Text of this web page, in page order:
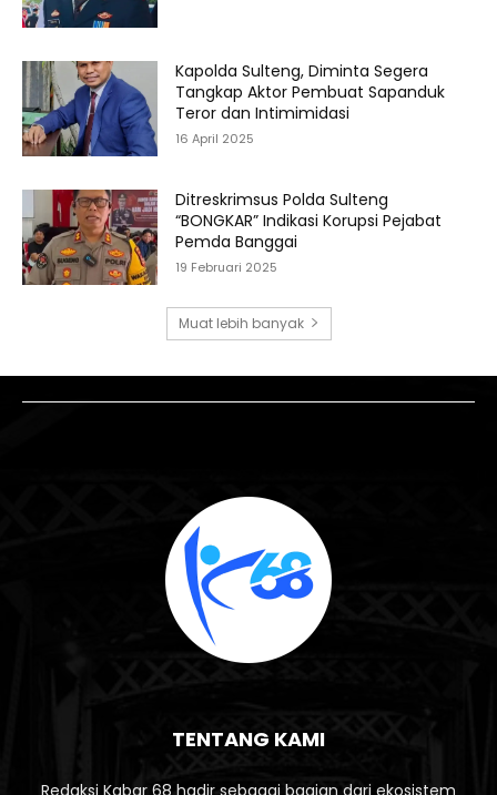
Kapolda Sulteng, Diminta Segera
Tangkap Aktor Pembuat Sapanduk
Teror dan Intimimidasi
16 April 2025
Ditreskrimsus Polda Sulteng
“BONGKAR” Indikasi Korupsi Pejabat
Pemda Banggai
19 Februari 2025
Muat lebih banyak
TENTANG KAMI
Redaksi Kabar 68 hadir sebagai bagian dari ekosistem